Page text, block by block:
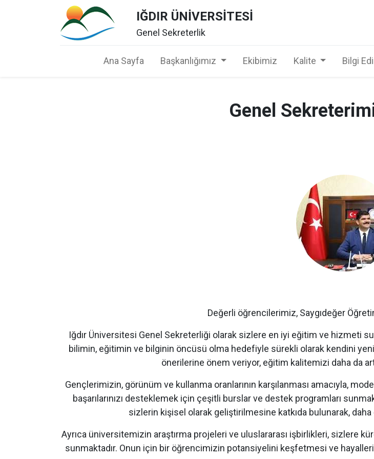
IĞDIR ÜNİVERSİTESİ
Genel Sekreterlik
Ana Sayfa Başkanlığımız Ekibimiz Kalite Bilgi
Genel
Değerli öğrencilerimiz, Saygıdeğer
Iğdır Üniversitesi Genel Sekreterliği olarak sizlere en iyi eğitim ve hizmeti
bilimin, eğitimin ve bilginin öncüsü olma hedefiyle sürekli olarak kendini
önerilerine önem veriyor, eğitim kalitemizi daha da
Gençlerimizin, görünüm ve kullanma oranlarının karşılanması amacıyla,
başarılarınızı desteklemek için çeşitli burslar ve destek programları
sizlerin kişisel olarak geliştirilmesine katkıda bulunarak, daha
Ayrıca üniversitemizin araştırma projeleri ve uluslararası işbirlikleri, sizlere
sunmaktadır. Onun için bir öğrencimizin potansiyelini keşfetmesi ve